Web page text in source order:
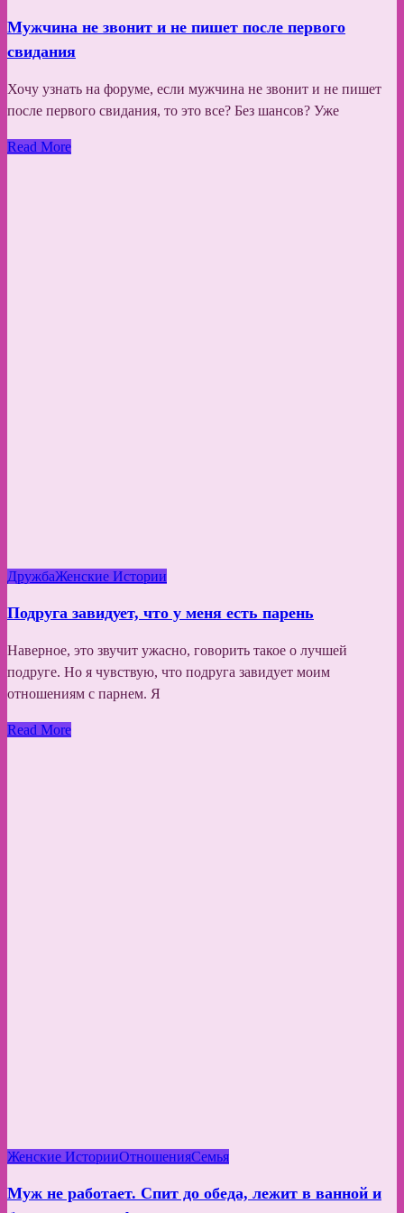
Мужчина не звонит и не пишет после первого
свидания
Хочу узнать на форуме, если мужчина не звонит и не пишет
после первого свидания, то это все? Без шансов? Уже
Read More
ДружбаЖенские Истории
Подруга завидует, что у меня есть парень
Наверное, это звучит ужасно, говорить такое о лучшей
подруге. Но я чувствую, что подруга завидует моим
отношениям с парнем. Я
Read More
Женские ИсторииОтношенияСемья
Муж не работает. Спит до обеда, лежит в ванной и